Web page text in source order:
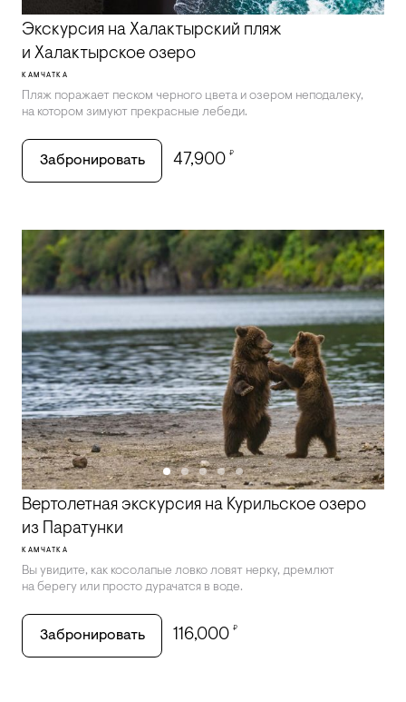
Экскурсия на Халактырский пляж
и Халактырское озеро
КАМЧАТКА
Пляж поражает песком черного цвета и озером неподалеку,
на котором зимуют прекрасные лебеди.
Забронировать 47,900 ₽
Вертолетная экскурсия на Курильское озеро
из Паратунки
КАМЧАТКА
Вы увидите, как косолапые ловко ловят нерку, дремлют
на берегу или просто дурачатся в воде.
Забронировать 116,000 ₽